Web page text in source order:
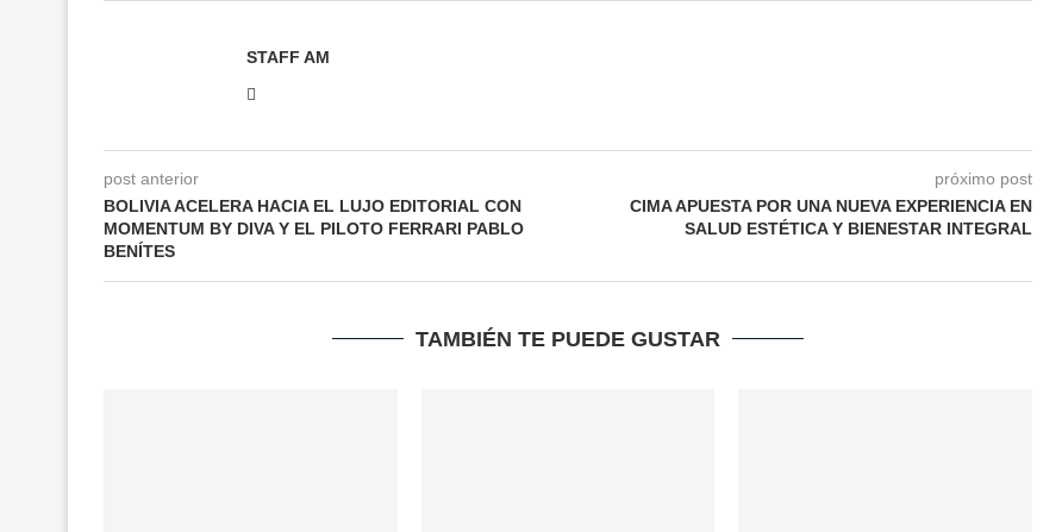
STAFF AM
post anterior
BOLIVIA ACELERA HACIA EL LUJO EDITORIAL CON
MOMENTUM BY DIVA Y EL PILOTO FERRARI PABLO
BENÍTES
próximo post
CIMA APUESTA POR UNA NUEVA EXPERIENCIA EN
SALUD ESTÉTICA Y BIENESTAR INTEGRAL
TAMBIÉN TE PUEDE GUSTAR